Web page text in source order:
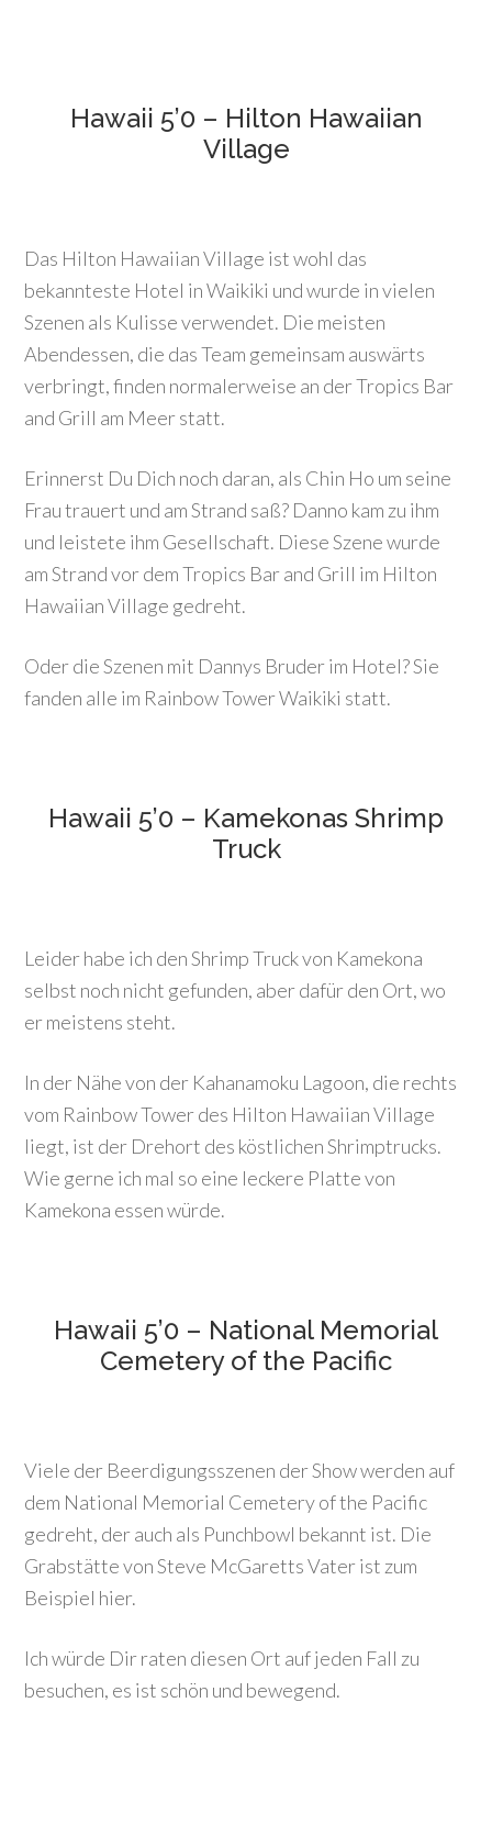
Hawaii 5’0 – Hilton Hawaiian
Village
Das Hilton Hawaiian Village ist wohl das
bekannteste Hotel in Waikiki und wurde in vielen
Szenen als Kulisse verwendet. Die meisten
Abendessen, die das Team gemeinsam auswärts
verbringt, finden normalerweise an der Tropics Bar
and Grill am Meer statt.
Erinnerst Du Dich noch daran, als Chin Ho um seine
Frau trauert und am Strand saß? Danno kam zu ihm
und leistete ihm Gesellschaft. Diese Szene wurde
am Strand vor dem Tropics Bar and Grill im Hilton
Hawaiian Village gedreht.
Oder die Szenen mit Dannys Bruder im Hotel? Sie
fanden alle im Rainbow Tower Waikiki statt.
Hawaii 5’0 – Kamekonas Shrimp
Truck
Leider habe ich den Shrimp Truck von Kamekona
selbst noch nicht gefunden, aber dafür den Ort, wo
er meistens steht.
In der Nähe von der Kahanamoku Lagoon, die rechts
vom Rainbow Tower des Hilton Hawaiian Village
liegt, ist der Drehort des köstlichen Shrimptrucks.
Wie gerne ich mal so eine leckere Platte von
Kamekona essen würde.
Hawaii 5’0 – National Memorial
Cemetery of the Pacific
Viele der Beerdigungsszenen der Show werden auf
dem National Memorial Cemetery of the Pacific
gedreht, der auch als Punchbowl bekannt ist. Die
Grabstätte von Steve McGaretts Vater ist zum
Beispiel hier.
Ich würde Dir raten diesen Ort auf jeden Fall zu
besuchen, es ist schön und bewegend.